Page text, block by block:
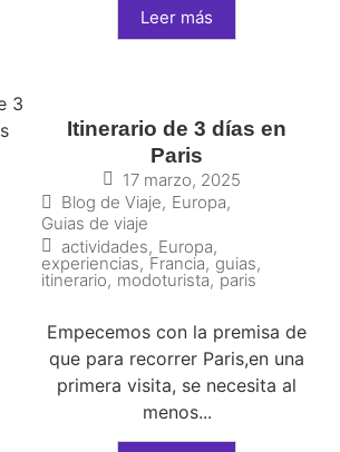
Leer más
Itinerario de 3 días en
Paris
17 marzo, 2025
Blog de Viaje, Europa,
Guias de viaje
actividades, Europa,
experiencias, Francia, guias,
itinerario, modoturista, paris
Empecemos con la premisa de
que para recorrer Paris,en una
primera visita, se necesita al
menos...